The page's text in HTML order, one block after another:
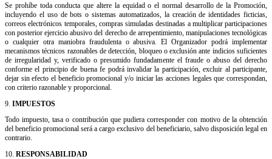
Se prohíbe toda conducta que altere la equidad o el normal desarrollo de la Promoción,
incluyendo el uso de bots o sistemas automatizados, la creación de identidades ficticias,
correos electrónicos temporales, compras simuladas destinadas a multiplicar participaciones
con posterior ejercicio abusivo del derecho de arrepentimiento, manipulaciones tecnológicas
o cualquier otra maniobra fraudulenta o abusiva. El Organizador podrá implementar
mecanismos técnicos razonables de detección, bloqueo o exclusión ante indicios suficientes
de irregularidad y, verificado o presumido fundadamente el fraude o abuso del derecho
conforme el principio de buenafe podrá invalidar la participación, excluir al participante,
dejar sin efecto el beneficio promocional y/o iniciar las acciones legales que correspondan,
con criterio razonable y proporcional.
9. IMPUESTOS
Todo impuesto, tasa o contribución que pudiera corresponder con motivo de la obtención
del beneficio promocional será a cargo exclusivo del beneficiario, salvo disposición legal en
contrario.
10. RESPONSABILIDAD